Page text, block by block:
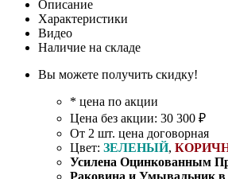
Описание
Характеристики
Видео
Наличие на складе
Вы можете получить скидку!
* цена по акции
Цена без акции: 30 300 ₽
От 2 шт. цена договорная
Цвет: ЗЕЛЕНЫЙ,
Усилена Оцинкованным
Раковина и Умывальник в